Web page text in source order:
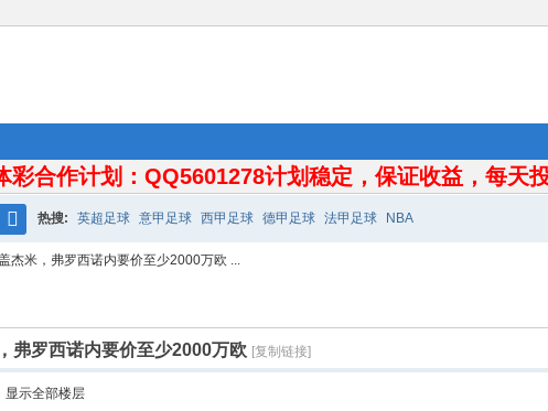
彩合作计划：QQ5601278计划稳定，保证收益，每天
搜
热搜: 英超足球 意甲足球 西甲足球 德甲足球 法甲足球 NBA
杰米，弗罗西诺内要价至少2000万欧 ...
弗罗西诺内要价至少2000万欧 [复制链接]
显示全部楼层